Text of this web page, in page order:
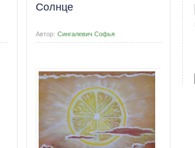
Солнце
Автор: Сингалевич Софья